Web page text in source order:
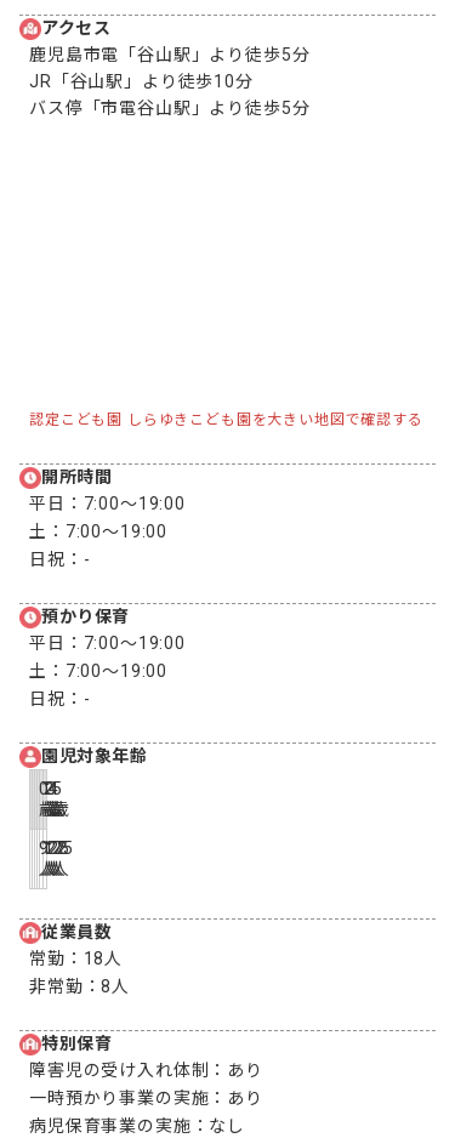
アクセス
鹿児島市電「谷山駅」より徒歩5分
JR「谷山駅」より徒歩10分
バス停「市電谷山駅」より徒歩5分
認定こども園 しらゆきこども園を大きい地図で確認する
開所時間
平日： 7:00〜19:00
土： 7:00〜19:00
日祝： -
預かり保育
平日： 7:00〜19:00
土： 7:00〜19:00
日祝： -
園児対象年齢
0
歳
1
歳
2
歳
3
歳
4
歳
5
歳
9
人
17
人
17
人
22
人
25
人
25
人
従業員数
常勤： 18人
非常勤：8人
特別保育
障害児の受け入れ体制： あり
一時預かり事業の実施： あり
病児保育事業の実施： なし